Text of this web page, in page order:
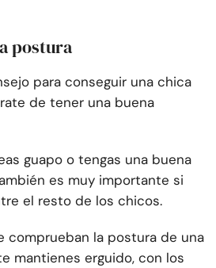
postura
para conseguir una chica
de tener una buena
guapo o tengas una buena
es muy importante si
el resto de los chicos.
comprueban la postura de una
mantienes erguido, con los